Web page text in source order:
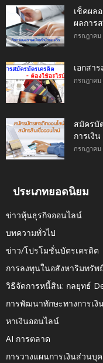
เช็คผล
ผลการ
กรกฎาคม
เอกสา
กรกฎาคม
สมัครบั
การเงิน
กรกฎาคม
ประเภทยอดนิยม
ข่าวหุ้นธุรกิจออนไลน์
บทความทั่วไป
ข่าว/โปรโมชั่นบัตรเครดิต
การลงทุนในอสังหาริมทรัพ
วิธีจัดการหนี้สิน: กลยุทธ์
การพัฒนาทักษะทางการเงิ
หาเงินออนไลน์
AI การตลาด
การวางแผนการเงินส่วนบุ